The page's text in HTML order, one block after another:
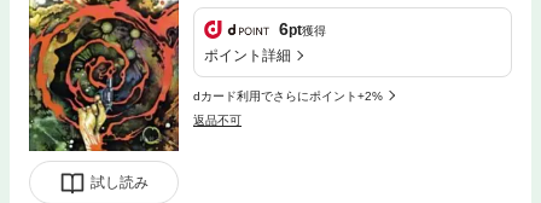
試し読み
6pt獲得
ポイント詳細
dカード利用でさらにポイント+2%
返品不可